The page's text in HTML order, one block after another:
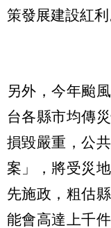
策發展建設紅利
另外，今年颱
台各縣市均傳
損毀嚴重，公
案」，將受災
先施政，粗估
能會高達上千